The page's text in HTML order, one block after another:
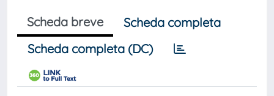
Scheda breve
Scheda completa
Scheda completa (DC)